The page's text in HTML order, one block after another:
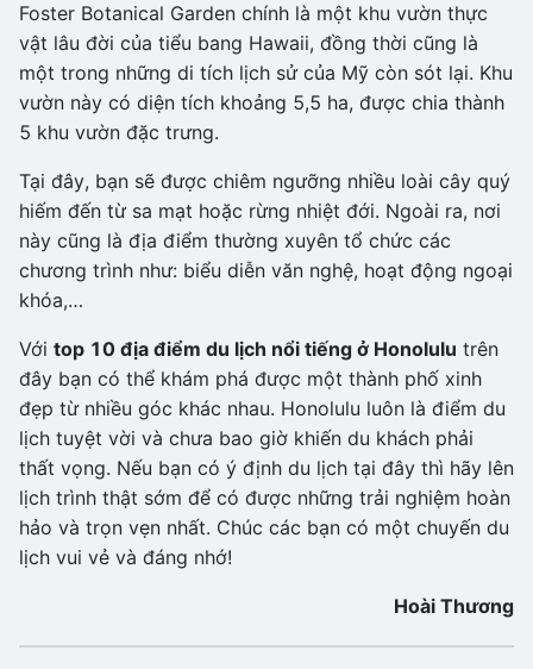
Foster Botanical Garden chính là một khu vườn thực
vật lâu đời của tiểu bang Hawaii, đồng thời cũng là
một trong những di tích lịch sử của Mỹ còn sót lại. Khu
vườn này có diện tích khoảng 5,5 ha, được chia thành
5 khu vườn đặc trưng.
Tại đây, bạn sẽ được chiêm ngưỡng nhiều loài cây quý
hiếm đến từ sa mạt hoặc rừng nhiệt đới. Ngoài ra, nơi
này cũng là địa điểm thường xuyên tổ chức các
chương trình như: biểu diễn văn nghệ, hoạt động ngoại
khóa,…
Với top 10 địa điểm du lịch nổi tiếng ở Honolulu trên
đây bạn có thể khám phá được một thành phố xinh
đẹp từ nhiều góc khác nhau. Honolulu luôn là điểm du
lịch tuyệt vời và chưa bao giờ khiến du khách phải
thất vọng. Nếu bạn có ý định du lịch tại đây thì hãy lên
lịch trình thật sớm để có được những trải nghiệm hoàn
hảo và trọn vẹn nhất. Chúc các bạn có một chuyến du
lịch vui vẻ và đáng nhớ!
Hoài Thương